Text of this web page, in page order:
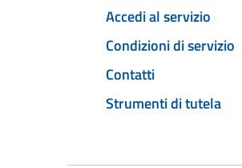
Accedi al servizio
Condizioni di servizio
Contatti
Strumenti di tutela